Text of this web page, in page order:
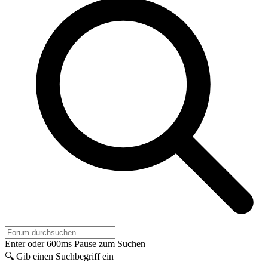
Enter oder 600ms Pause zum Suchen
🔍 Gib einen Suchbegriff ein